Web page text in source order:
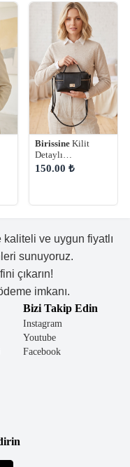
Birissine Kilit
Detaylı
Ayarlanabilir Askılı
150.00 ₺
ve uygun fiyatlı
sunuyoruz.
çıkarın!
imkanı.
Bizi Takip Edin
Instagram
Youtube
Facebook